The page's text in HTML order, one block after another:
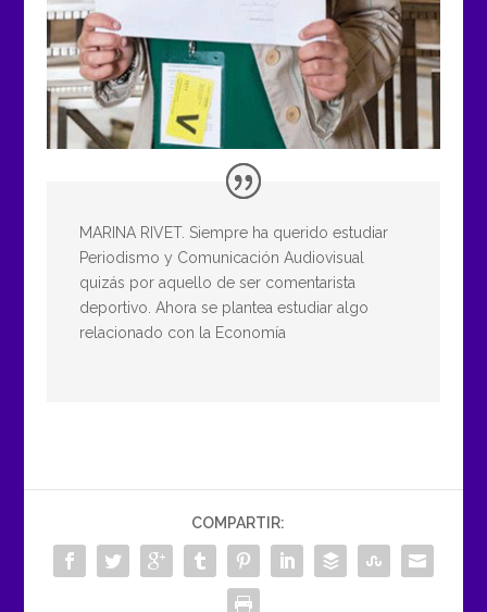
MARINA RIVET. Siempre ha querido estudiar
Periodismo y Comunicación Audiovisual
quizás por aquello de ser comentarista
deportivo. Ahora se plantea estudiar algo
relacionado con la Economía
COMPARTIR: